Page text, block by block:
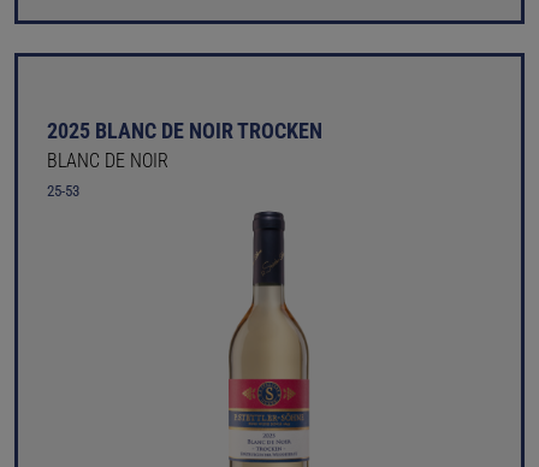
2025 BLANC DE NOIR TROCKEN
BLANC DE NOIR
25-53